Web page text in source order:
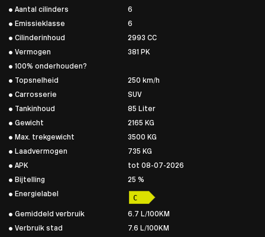
Aantal cilinders
6
Emissieklasse
6
Cilinderinhoud
2993 CC
Vermogen
381 PK
100% onderhouden?
Topsnelheid
250 km/h
Carrosserie
SUV
Tankinhoud
85 Liter
Gewicht
2165 KG
Max. trekgewicht
3500 KG
Laadvermogen
735 KG
APK
tot 08-07-2026
Bijtelling
25 %
Energielabel
Gemiddeld verbruik
6.7 L/100KM
Verbruik stad
7.6 L/100KM